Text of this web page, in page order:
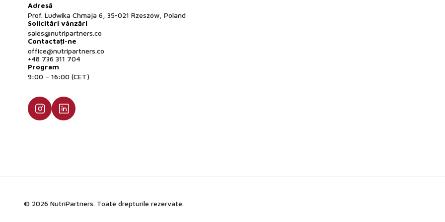
Adresă
Prof. Ludwika Chmaja 6, 35-021 Rzeszów, Poland
Solicitări vânzări
sales@nutripartners.co
Contactați-ne
office@nutripartners.co
+48 736 311 704
Program
9:00 – 16:00 (CET)
© 2026 NutriPartners. Toate drepturile rezervate.